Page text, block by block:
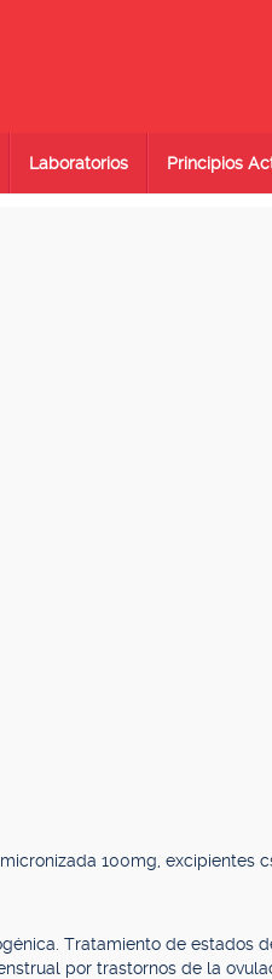
Laboratorios Principios
100mg, excipientes
Tratamiento de estados
por trastornos de la